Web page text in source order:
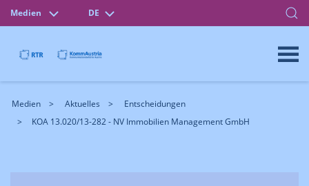
Medien DE
Medien Aktuelles
Entscheidungen
KOA 13.020/13-282 - NV Immobilien Management GmbH